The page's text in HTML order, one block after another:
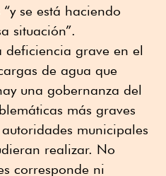
se está haciendo
situación”.
deficiencia grave en el
de agua que
una gobernanza del
más graves
municipales
realizar. No
corresponde ni